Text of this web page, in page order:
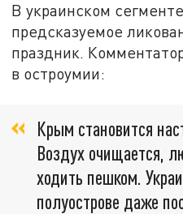
В украинском
предсказуемое
праздник.
в остроумии:
Крым становится
Воздух очищается,
ходить пешком.
полуострове даже